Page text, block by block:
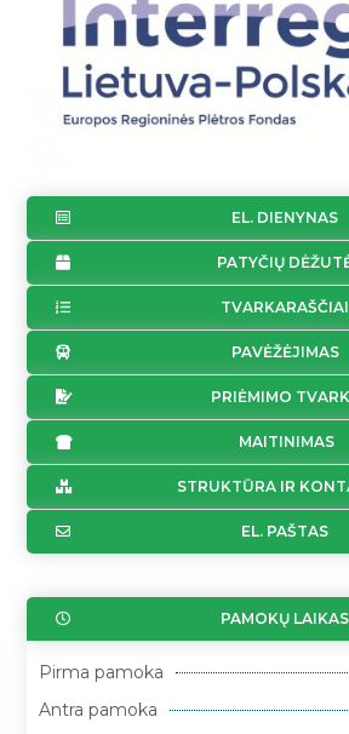
EL. DIENYNAS
PATYČIŲ
TVARKARAŠČIAI
PAVĖŽĖJIMAS
PRIĖMIMO
MAITINIMAS
STRUKTŪRA IR
EL. PAŠTAS
PAMOKŲ LAIKAS
Pirma pamoka
Antra pamoka